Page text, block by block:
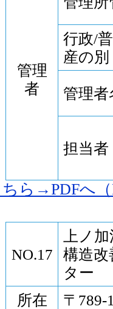
管理
者
行政/
産の別
管理者
担当者
ら→PDFへ（
NO.17
上ノ
構造
ター
所在
〒